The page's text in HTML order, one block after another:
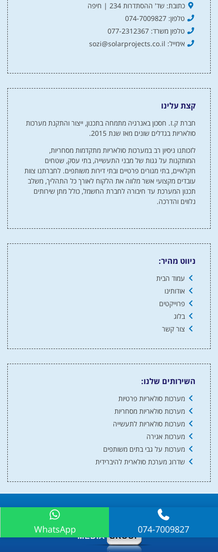
כתובת: שד' ההסתדרות 234 | חיפה
טלפון: 074-7009827
טלפון משרד: 077-2312367
אימייל: sozi@solarprojects.co.il
קצת עלינו
חברת ק.ז. חסכון באנרגיה מתמחה בתכנון, ייצור והתקנת מערכות
סולאריות בגדלים שונים מאז שנת 2015.
לזכותנו ניסיון רב במערכות סולאריות מתקדמות מסחריות,
המותקנות על גגות של מבני התעשייה, בתי עסק, שטחים
חקלאיים, בתי מגורים פרטיים ובתי דירות משותפים. לחברתנו צוות
עובדים מקצועי אשר מלווה את הלקוח לאורך כל התהליך, משלב
תכנון המערכת עד חיבורה לחברת החשמל, כולל מתן שירותים
נלווים והדרכה.
ניווט מהיר:
עמוד הבית
אודותינו
פרוייקטים
בלוג
צור קשר
השירותים שלנו:
מערכות סולאריות פרטיות
מערכות סולאריות מסחריות
מערכות סולאריות לתעשייה
מערכות אגירה
מערכות על גבי בתים משותפים
שדרוג מערכת סולארית להיברידית
074-7009827
WhatsApp
© כל הזכויות שמורות למערכות סולאריות 2024